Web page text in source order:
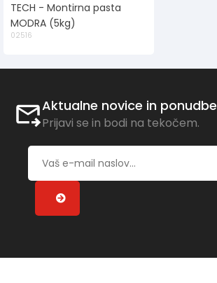
TECH - Montirna pasta
MODRA (5kg)
02516
Aktualne novice in ponudbe
Prijavi se in bodi na tekočem.